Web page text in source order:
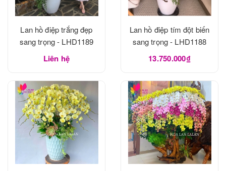
Lan hồ điệp trắng đẹp
sang trọng - LHD1189
Liên hệ
Lan hồ điệp tím đột biến
sang trọng - LHD1188
13.750.000₫